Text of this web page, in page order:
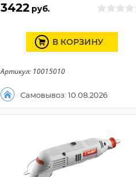
3422 руб.
Самовывоз: 10.08.2026
В КОРЗИНУ
Артикул: 10015010